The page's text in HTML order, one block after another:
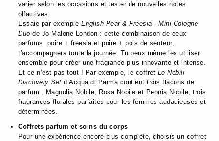
varier selon les occasions et tester de nouvelles notes
olfactives.
Essaie par exemple English Pear & Freesia - Mini Cologne
Duo de Jo Malone London : cette combinaison de deux
parfums, poire + freesia et poire + pois de senteur,
t’accompagnera toute la journée. Tu peux même les utiliser
ensemble pour créer une fragrance plus innovante et intense.
Et ce n’est pas tout ! Par exemple, le coffret Le Nobili
Discovery Set d’Acqua di Parma contient trois flacons de
parfum : Magnolia Nobile, Rosa Nobile et Peonia Nobile, trois
fragrances florales parfaites pour les femmes audacieuses et
déterminées.
Coffrets parfum et soins du corps
Pour une expérience encore plus complète, choisis un coffret